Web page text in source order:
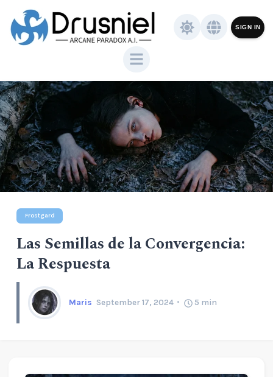
SIGN IN
Frostgard
Las Semillas de la Convergencia:
La Respuesta
Maris September 17, 2024 5 min